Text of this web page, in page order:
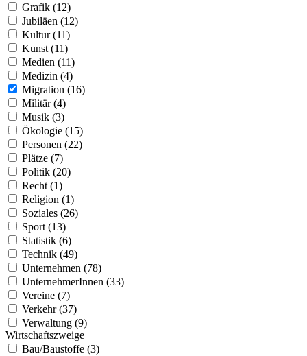
Grafik (12)
Jubiläen (12)
Kultur (11)
Kunst (11)
Medien (11)
Medizin (4)
Migration (16)
Militär (4)
Musik (3)
Ökologie (15)
Personen (22)
Plätze (7)
Politik (20)
Recht (1)
Religion (1)
Soziales (26)
Sport (13)
Statistik (6)
Technik (49)
Unternehmen (78)
UnternehmerInnen (33)
Vereine (7)
Verkehr (37)
Verwaltung (9)
Wirtschaftszweige
Bau/Baustoffe (3)